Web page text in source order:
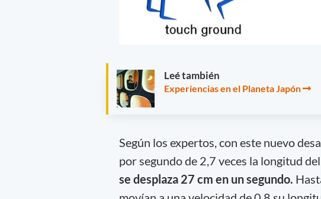
Leé también
Experiencias en el Planeta Japón
Según los expertos, con este nuevo
por segundo de 2,7 veces la longitud
se desplaza 27 cm en un segundo.